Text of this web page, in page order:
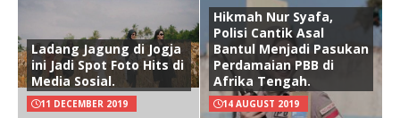
Ladang Jagung di Jogja
ini Jadi Spot Foto Hits di
Media Sosial.
11 DECEMBER 2019
Hikmah Nur Syafa,
Polisi Cantik Asal
Bantul Menjadi Pasukan
Perdamaian PBB di
Afrika Tengah.
14 AUGUST 2019